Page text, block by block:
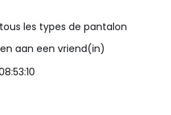
les types de pantalon
aan een vriend(in)